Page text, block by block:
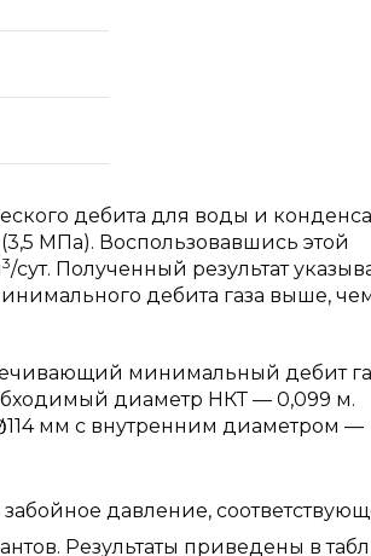
дебита для воды и
(3,5 МПа). Воспользовавшись этой
3/сут. Полученный результат
дебита газа выше,
минимальный дебит
диаметр НКТ — 0,099 м.
114 мм с внутренним диаметром —
давление,
Результаты приведены в